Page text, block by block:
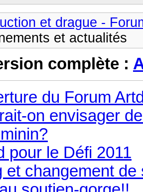
et drague -
et actualités
complète :
du Forum
on envisager
pour le Défi 2011
et changement de